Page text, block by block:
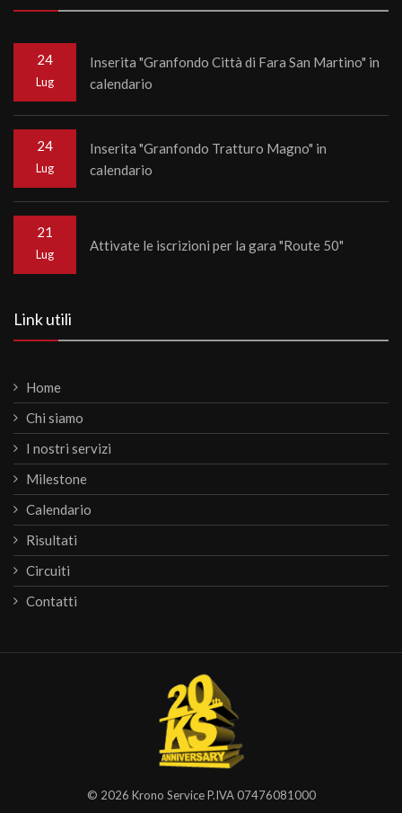
24
Lug
Inserita "Granfondo Città di Fara San Martino" in
calendario
24
Lug
Inserita "Granfondo Tratturo Magno" in
calendario
21
Lug
Attivate le iscrizioni per la gara "Route 50"
Link utili
Home
Chi siamo
I nostri servizi
Milestone
Calendario
Risultati
Circuiti
Contatti
© 2026 Krono ServiceP.IVA 07476081000